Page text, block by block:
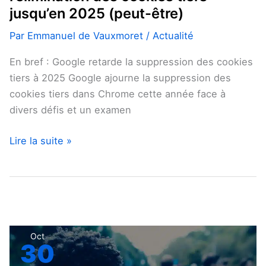
jusqu’en 2025 (peut-être)
Par Emmanuel de Vauxmoret / Actualité
En bref : Google retarde la suppression des cookies
tiers à 2025 Google ajourne la suppression des
cookies tiers dans Chrome cette année face à
divers défis et un examen
Lire la suite »
Oct
30
Tout
ce